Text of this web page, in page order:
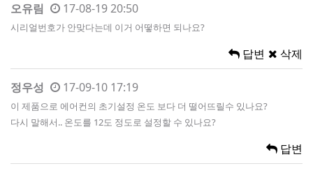
오유림 17-08-19 20:50
시리얼번호가 안맞다는데 이거 어떻하면 되나요?
답변 삭제
정우성 17-09-10 17:19
이 제품으로 에어컨의 초기설정 온도 보다 더 떨어뜨릴수 있나요?
다시 말해서.. 온도를 12도 정도로 설정할 수 있나요?
답변